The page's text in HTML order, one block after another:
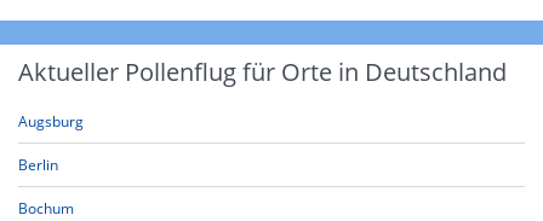
Aktueller Pollenflug für Orte in Deutschland
Augsburg
Berlin
Bochum